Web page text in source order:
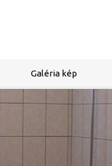
Galéria kép